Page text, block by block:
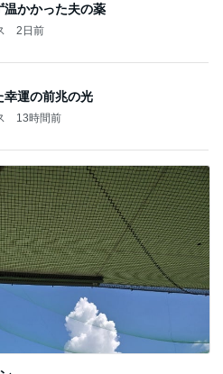
温かかった夫の薬
2日前
幸運の前兆の光
13時間前